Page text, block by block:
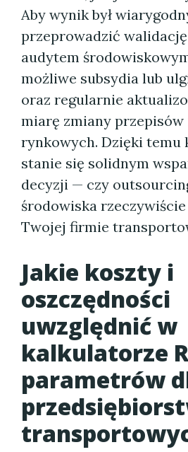
Aby wynik był
przeprowadzić
audytem
możliwe subsydia lub
oraz regularnie
miarę zmiany
rynkowych. Dzięki temu
stanie się solidnym
decyzji — czy
środowiska rzeczywiście
Twojej firmie
Jakie koszty i
oszczędności
uwzględnić w
kalkulatorze
parametrów